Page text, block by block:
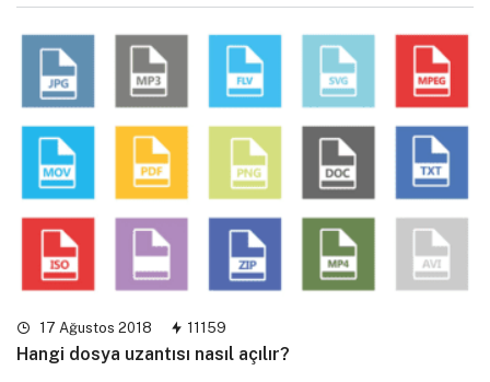
17 Ağustos 2018 11159
Hangi dosya uzantısı nasıl açılır?